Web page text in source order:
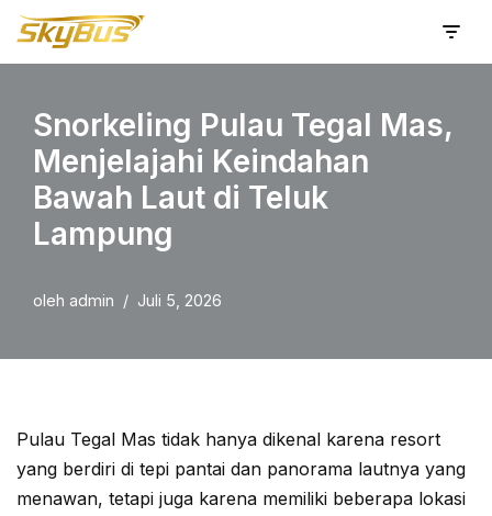
Lompat
konten
Snorkeling Pulau Tegal Mas,
Menjelajahi Keindahan
Bawah Laut di Teluk
Lampung
oleh admin Juli 5, 2026
Pulau Tegal Mas tidak hanya dikenal karena resort
yang berdiri di tepi pantai dan panorama lautnya yang
menawan, tetapi juga karena memiliki beberapa lokasi